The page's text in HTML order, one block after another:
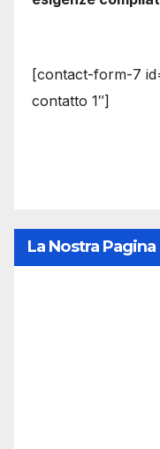
[contact-form-7
contatto 1″]
La Nostra